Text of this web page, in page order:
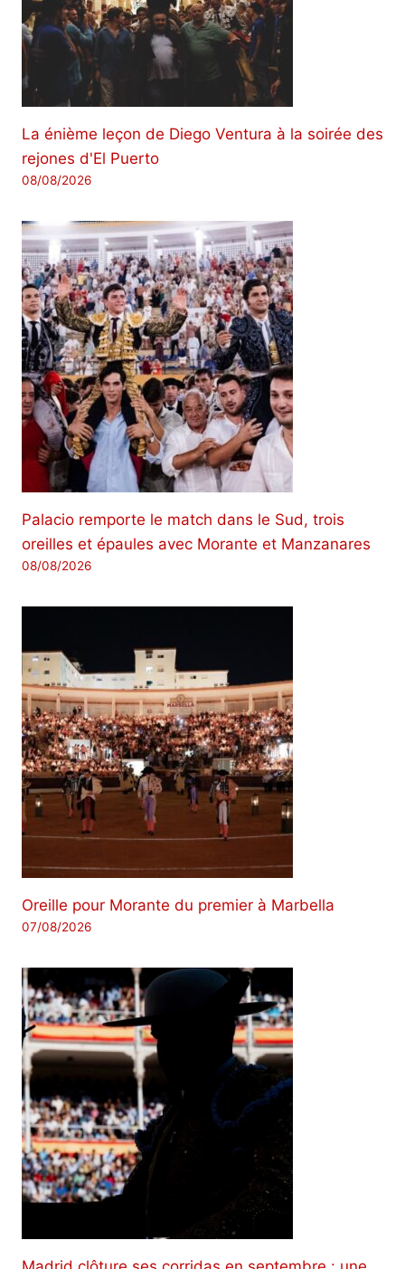
La énième leçon de Diego Ventura à la soirée des
rejones d'El Puerto
08/08/2026
Palacio remporte le match dans le Sud, trois
oreilles et épaules avec Morante et Manzanares
08/08/2026
Oreille pour Morante du premier à Marbella
07/08/2026